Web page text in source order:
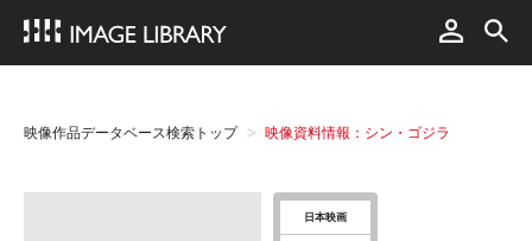
映像作品データベース検索トップ 映像資料情報：シン・ゴジラ
日本映画